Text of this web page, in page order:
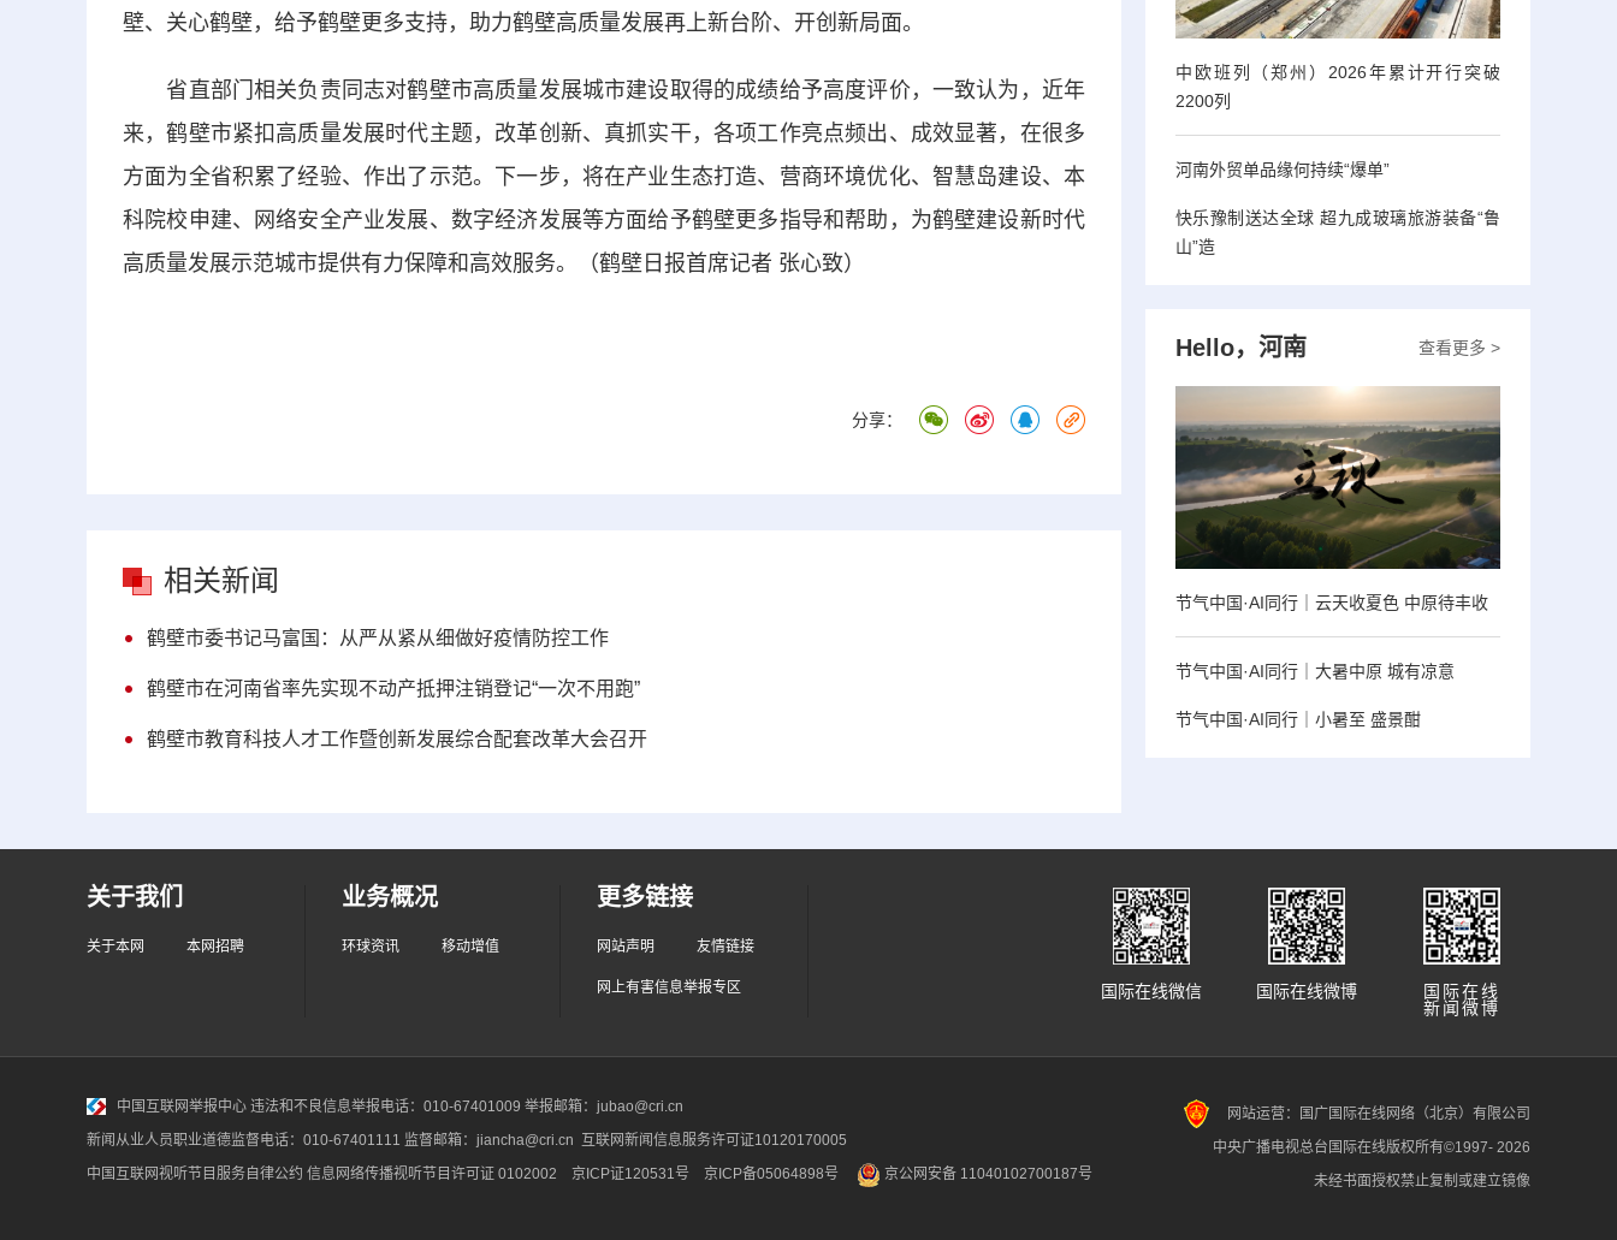
壁、关心鹤壁，给予鹤壁更多支持，助力鹤壁高质量发展再上新台阶、开创新局面。
省直部门相关负责同志对鹤壁市高质量发展城市建设取得的成绩给予高度评价，一致认为，近年
来，鹤壁市紧扣高质量发展时代主题，改革创新、真抓实干，各项工作亮点频出、成效显著，在很多
方面为全省积累了经验、作出了示范。下一步，将在产业生态打造、营商环境优化、智慧岛建设、本
科院校申建、网络安全产业发展、数字经济发展等方面给予鹤壁更多指导和帮助，为鹤壁建设新时代
高质量发展示范城市提供有力保障和高效服务。（鹤壁日报首席记者 张心致）
分享：
相关新闻
鹤壁市委书记马富国：从严从紧从细做好疫情防控工作
鹤壁市在河南省率先实现不动产抵押注销登记“一次不用跑”
鹤壁市教育科技人才工作暨创新发展综合配套改革大会召开
中欧班列（郑州）2026年累计开行突破
2200列
河南外贸单品缘何持续“爆单”
快乐豫制送达全球 超九成玻璃旅游装备“鲁
山”造
查看更多 >
Hello，河南
节气中国·AI同行｜云天收夏色 中原待丰收
节气中国·AI同行｜大暑中原 城有凉意
节气中国·AI同行｜小暑至 盛景酣
关于我们
关于本网 本网招聘
业务概况
环球资讯 移动增值
更多链接
网站声明 友情链接
网上有害信息举报专区
国际在线
新闻微博
国际在线微博
国际在线微信
中国互联网举报中心 违法和不良信息举报电话：010-67401009 举报邮箱：jubao@cri.cn
新闻从业人员职业道德监督电话：010-67401111 监督邮箱：jiancha@cri.cn 互联网新闻信息服务许可证10120170005
中国互联网视听节目服务自律公约 信息网络传播视听节目许可证 0102002 京ICP证120531号 京ICP备05064898号 京公网安备 11040102700187号
网站运营：国广国际在线网络（北京）有限公司
中央广播电视总台国际在线版权所有©1997- 2026
未经书面授权禁止复制或建立镜像